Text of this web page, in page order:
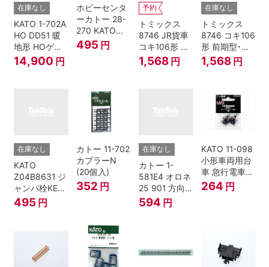
在庫なし
KATO 1-702A
HO DD51 暖
地形 HOゲー
ジ
14,900 円
ホビーセンタ
ーカトー 28-
270 KATOナ
ックルカプラ
ー 黒 センタ
495 円
予約
トミックス
8746 JR貨車
コキ106形 前
期型･新塗装･
コンテナな
1,568 円
在庫なし
トミックス
8746 コキ106
形 前期型･新
塗装･コンテ
ナなし･2両セ
1,568 円
在庫なし
KATO
Z04B8631 ジ
ャンパ栓KE76
濃青 ランナー
495 円
カトー 11-702
カプラーN
(20個入)
352 円
在庫なし
カトー 1-
581E4 オロネ
25 901 方向
幕 4両分
594 円
KATO 11-098
小形車両用台
車 急行電車1
Bトレインシ
ョーティー 対
264 円